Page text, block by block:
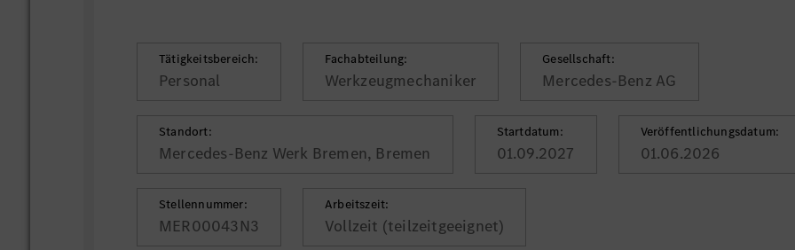
Tätigkeitsbereich:
Personal
Fachabteilung:
Werkzeugmechaniker
Gesellschaft:
Mercedes-Benz AG
Standort:
Mercedes-Benz Werk Bremen, Bremen
Startdatum:
01.09.2027
Veröffentlichungsdatum:
01.06.2026
Stellennummer:
MER00043N3
Arbeitszeit:
Vollzeit (teilzeitgeeignet)